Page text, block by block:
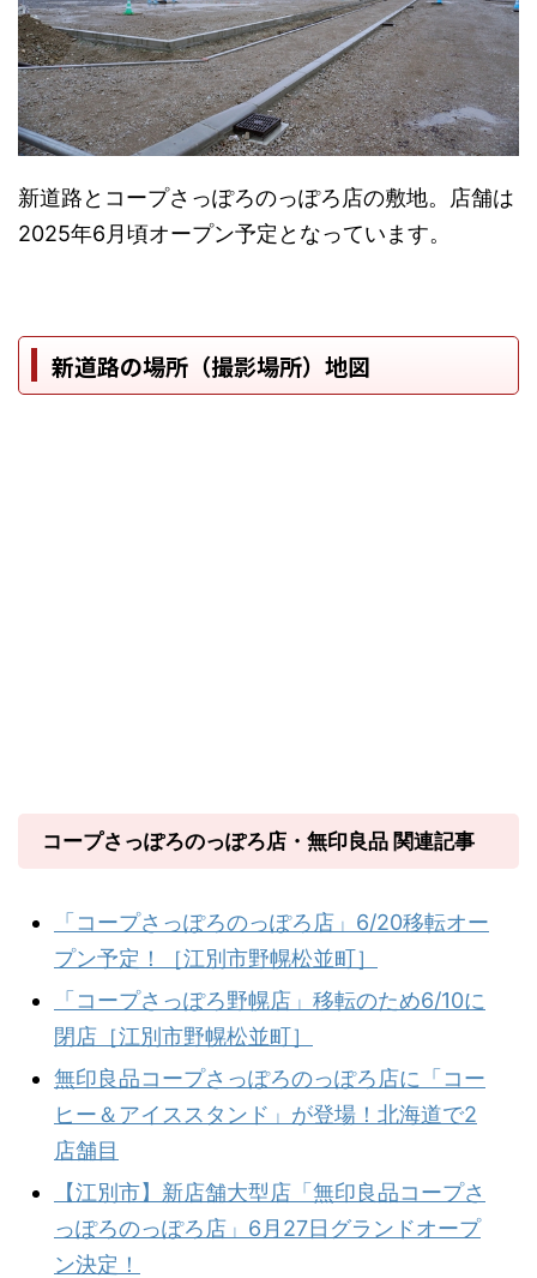
新道路とコープさっぽろのっぽろ店の敷地。店舗は
2025年6月頃オープン予定となっています。
新道路の場所（撮影場所）地図
コープさっぽろのっぽろ店・無印良品 関連記事
「コープさっぽろのっぽろ店」6/20移転オー
プン予定！［江別市野幌松並町］
「コープさっぽろ野幌店」移転のため6/10に
閉店［江別市野幌松並町］
無印良品コープさっぽろのっぽろ店に「コー
ヒー＆アイススタンド」が登場！北海道で2
店舗目
【江別市】新店舗大型店「無印良品コープさ
っぽろのっぽろ店」6月27日グランドオープ
ン決定！